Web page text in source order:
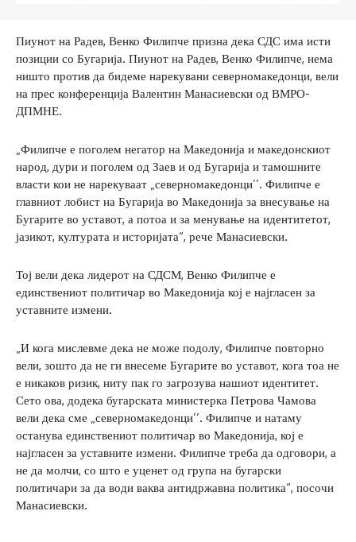
Пиунот на Радев, Венко Филипче призна дека СДС има исти
позиции со Бугарија. Пиунот на Радев, Венко Филипче, нема
ништо против да бидеме нарекувани северномакедонци, вели
на прес конференција Валентин Манасиевски од ВМРО-
ДПМНЕ.
„Филипче е поголем негатор на Македонија и македонскиот
народ, дури и поголем од Заев и од Бугарија и тамошните
власти кои не нарекуваат „северномакедонци’’. Филипче е
главниот лобист на Бугарија во Македонија за внесување на
Бугарите во уставот, а потоа и за менување на идентитетот,
јазикот, културата и историјата“, рече Манасиевски.
Тој вели дека лидерот на СДСМ, Венко Филипче е
единствениот политичар во Македонија кој е најгласен за
уставните измени.
„И кога мислевме дека не може подолу, Филипче повторно
вели, зошто да не ги внесеме Бугарите во уставот, кога тоа не
е никаков ризик, ниту пак го загрозува нашиот идентитет.
Сето ова, додека бугарската министерка Петрова Чамова
вели дека сме „северномакедонци’’. Филипче и натаму
останува единствениот политичар во Македонија, кој е
најгласен за уставните измени. Филипче треба да одговори, а
не да молчи, со што е уценет од група на бугарски
политичари за да води ваква антидржавна политика“, посочи
Манасиевски.